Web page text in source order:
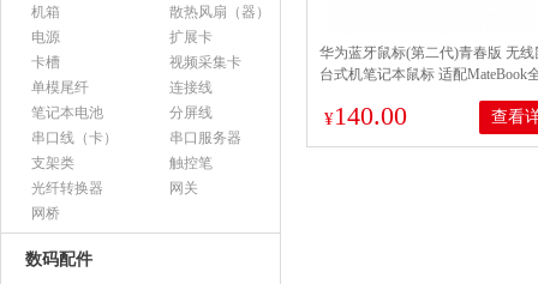
机箱
散热风扇（器）
电源
扩展卡
卡槽
视频采集卡
单模尾纤
连接线
笔记本电池
分屏线
串口线（卡）
串口服务器
支架类
触控笔
光纤转换器
网关
网桥
数码配件
华为蓝牙鼠标(第二代)青春版 无线
台式机笔记本鼠标 适配MateBook
¥140.00 查看